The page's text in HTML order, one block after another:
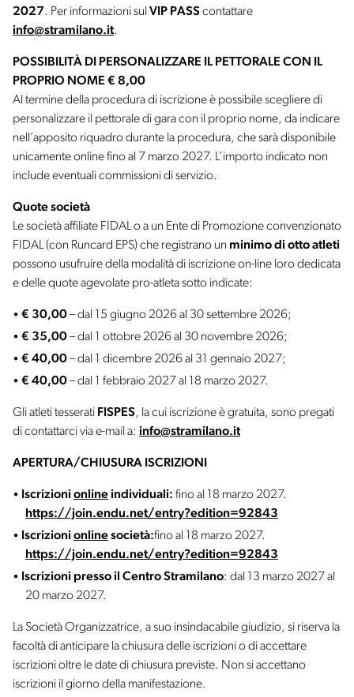
2027. Per informazioni sul VIP PASScontattare
info@stramilano.it.
POSSIBILITÀ DI PERSONALIZZARE IL PETTORALE CON IL
PROPRIO NOME € 8,00
Al termine della procedura di iscrizione è possibile scegliere di
personalizzare il pettorale di gara con il proprio nome, da indicare
nell’apposito riquadro durante la procedura, che sarà disponibile
unicamente online fino al 7 marzo 2027. L’importo indicato non
include eventuali commissioni di servizio.
Quote società
Le società affiliate FIDAL o a un Ente di Promozione convenzionato
FIDAL (con Runcard EPS) che registrano un minimo di otto atleti
possono usufruire della modalità di iscrizione on-line loro dedicata
e delle quote agevolate pro-atleta sotto indicate:
€ 30,00– dal 15 giugno 2026 al 30 settembre 2026;
€ 35,00– dal 1 ottobre 2026 al 30 novembre 2026;
€ 40,00– dal 1 dicembre 2026 al 31 gennaio 2027;
€ 40,00– dal 1 febbraio 2027 al 18 marzo 2027.
Gli atleti tesserati FISPES, la cui iscrizione è gratuita, sono pregati
di contattarci via e-mail a: info@stramilano.it
APERTURA/CHIUSURA ISCRIZIONI
Iscrizioni online individuali: fino al 18 marzo 2027.
https://join.endu.net/entry?edition=92843
Iscrizioni onlinesocietà:fino al 18 marzo 2027.
https://join.endu.net/entry?edition=92843
Iscrizioni presso il Centro Stramilano: dal 13 marzo 2027 al
20 marzo 2027.
La Società Organizzatrice, a suo insindacabile giudizio, si riserva la
facoltà di anticipare la chiusura delle iscrizioni o di accettare
iscrizioni oltre le date di chiusura previste. Non si accettano
iscrizioni il giorno della manifestazione.